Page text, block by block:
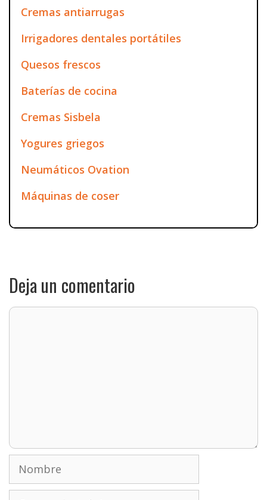
Cremas antiarrugas
Irrigadores dentales portátiles
Quesos frescos
Baterías de cocina
Cremas Sisbela
Yogures griegos
Neumáticos Ovation
Máquinas de coser
Deja un comentario
Comentario
Nombre